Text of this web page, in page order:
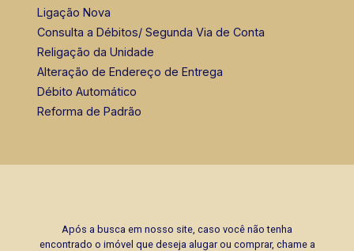
Ligação Nova
Consulta a Débitos/ Segunda Via de Conta
Religação da Unidade
Alteração de Endereço de Entrega
Débito Automático
Reforma de Padrão
Após a busca em nosso site, caso você não tenha
encontrado o imóvel que deseja alugar ou comprar, chame a